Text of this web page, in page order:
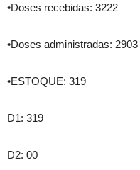
•Doses recebidas: 3222
•Doses administradas: 2903
•ESTOQUE: 319
D1: 319
D2: 00